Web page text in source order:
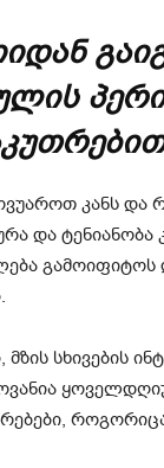
კანს და
და ტენიანობა
სხივების